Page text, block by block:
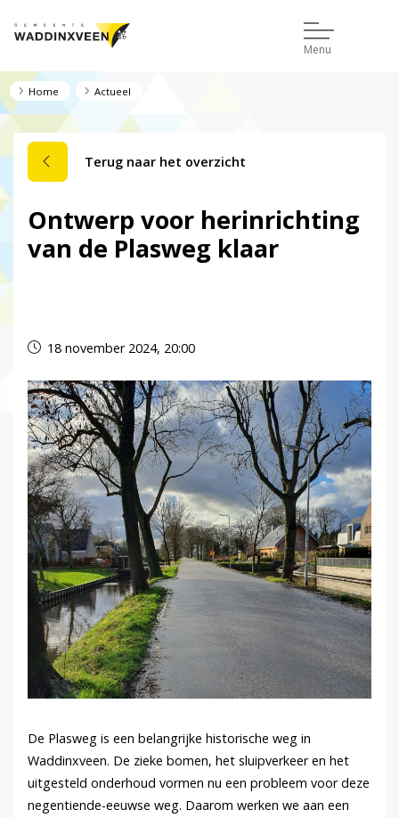
Menu
Home Actueel
Terug naar het overzicht
Ontwerp voor herinrichting
van de Plasweg klaar
18 november 2024, 20:00
De Plasweg is een belangrijke historische weg in
Waddinxveen. De zieke bomen, het sluipverkeer en het
uitgesteld onderhoud vormen nu een probleem voor deze
negentiende-eeuwse weg. Daarom werken we aan een